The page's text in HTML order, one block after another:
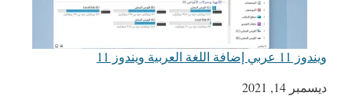
ويندوز 11 عربي إضافة اللغة العربية ويندوز 11
التاريخ
ديسمبر 14, 2021